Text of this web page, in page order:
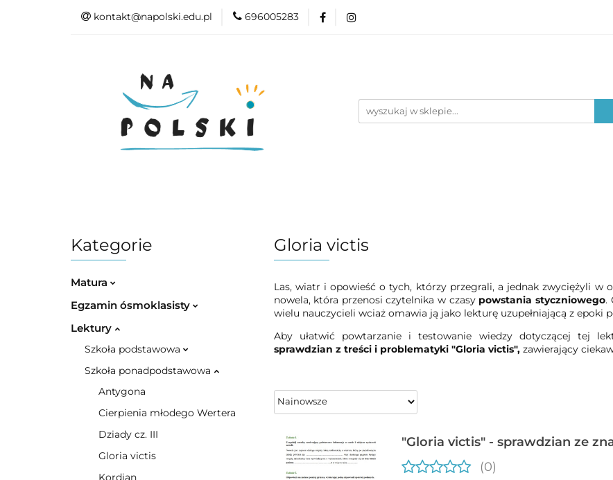
kontakt@napolski.edu.pl 696005283
Matura Egzamin ósmoklasisty
Kategorie
Matura
Egzamin ósmoklasisty
Lektury
Szkoła podstawowa
Szkoła ponadpodstawowa
Antygona
Cierpienia młodego Wertera
Dziady cz. III
Gloria victis
Kordian
Gloria victis
Las, wiatr i opowieść o tych, którzy przegrali, a jednak zwyciężyli w
nowela, która przenosi czytelnika w czasy powstania styczniowego.
wielu nauczycieli wciaż omawia ją jako lekturę uzupełniającą z epoki
Aby ułatwić powtarzanie i testowanie wiedzy dotyczącej tej
sprawdzian z treści i problematyki "Gloria victis", zawierający
"Gloria victis" - sprawdzian ze
(0)